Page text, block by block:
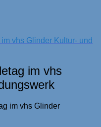
vhs Glinder Kultur- und
im vhs